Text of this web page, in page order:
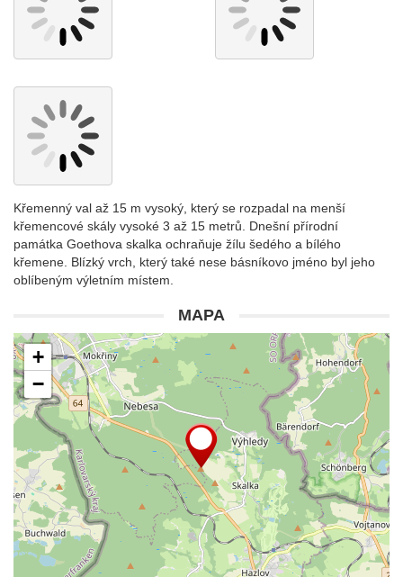
Křemenný val až 15 m vysoký, který se rozpadal na menší
křemencové skály vysoké 3 až 15 metrů. Dnešní přírodní
památka Goethova skalka ochraňuje žílu šedého a bílého
křemene. Blízký vrch, který také nese básníkovo jméno byl jeho
oblíbeným výletním místem.
MAPA
+
−